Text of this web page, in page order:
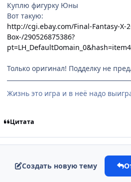
Куплю фигурку Юны
Вот такую:
http://cgi.ebay.com/Final-Fantasy-X-
Box-/290526875386?
Только оригинал! Подделку не
Жизнь это игра и в неё надо
Цитата
Создать новую тему